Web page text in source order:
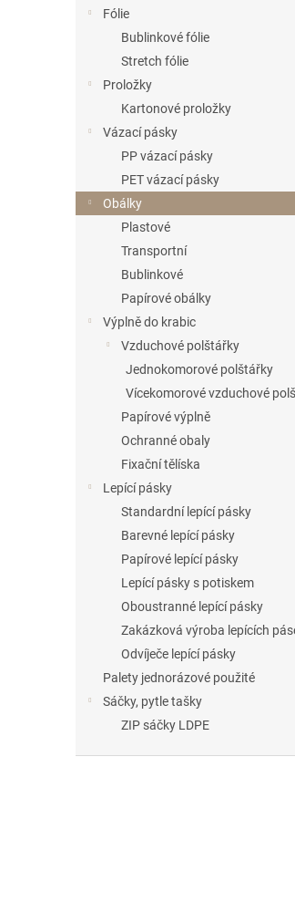
Fólie
Bublinkové fólie
Stretch fólie
Proložky
Kartonové proložky
Vázací pásky
PP vázací pásky
PET vázací pásky
Obálky
Plastové
Transportní
Bublinkové
Papírové obálky
Výplně do krabic
Vzduchové polštářky
Jednokomorové polštářky
Vícekomorové vzduchové
Papírové výplně
Ochranné obaly
Fixační tělíska
Lepící pásky
Standardní lepící pásky
Barevné lepící pásky
Papírové lepící pásky
Lepící pásky s potiskem
Oboustranné lepící pásky
Zakázková výroba lepících
Odvíječe lepící pásky
Palety jednorázové použité
Sáčky, pytle tašky
ZIP sáčky LDPE